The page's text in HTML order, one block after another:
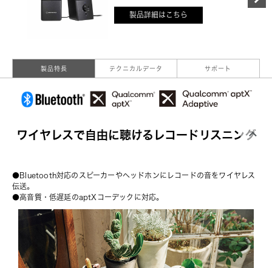
製品詳細はこちら
製品特長 テクニカルデータ サポート
ワイヤレスで自由に聴けるレコードリスニング
●Bluetooth対応のスピーカーやヘッドホンにレコードの音をワイヤレス
伝送。
●高音質・低遅延のaptXコーデックに対応。